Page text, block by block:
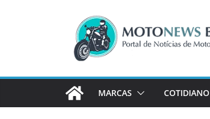
MARCAS COTIDIANO